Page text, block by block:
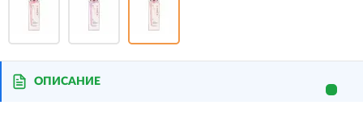
ОПИСАНИЕ